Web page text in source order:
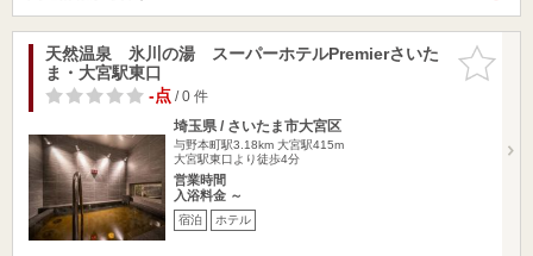
お気に入
りに追加
天然温泉 氷川の湯 スーパーホテルPremierさいた
ま・大宮駅東口
-点/ 0 件
埼玉県 / さいたま市大宮区
与野本町駅3.18km 大宮駅415m
大宮駅東口より徒歩4分
営業時間
入浴料金 ～
宿泊 ホテル